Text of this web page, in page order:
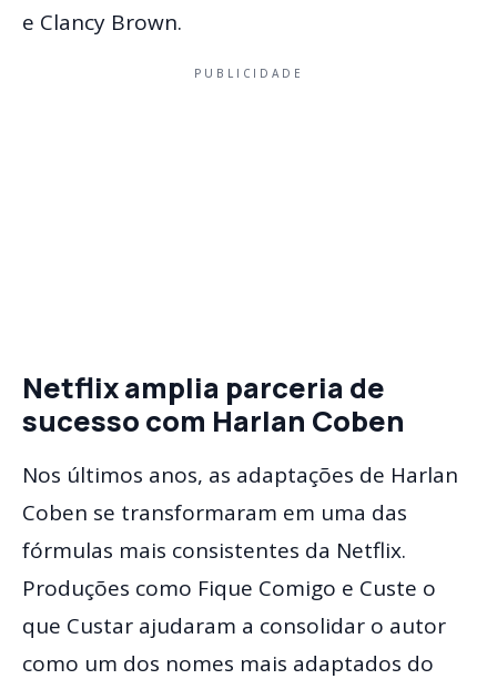
e Clancy Brown.
PUBLICIDADE
Netflix amplia parceria de
sucesso com Harlan Coben
Nos últimos anos, as adaptações de Harlan
Coben se transformaram em uma das
fórmulas mais consistentes da Netflix.
Produções como Fique Comigo e Custe o
que Custar ajudaram a consolidar o autor
como um dos nomes mais adaptados do